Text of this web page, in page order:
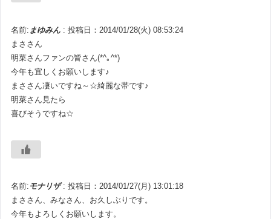
名前: まゆみん : 投稿日：2014/01/28(火) 08:53:24
まささん
明菜さんファンの皆さん(*^｡^*)
今年も宜しくお願いします♪
まささん凄いですね～☆綺麗な帯です♪
明菜さん見たら
喜びそうですね☆
名前: モナリザ: 投稿日：2014/01/27(月) 13:01:18
まささん、みなさん、お久しぶりです。
今年もよろしくお願いします。